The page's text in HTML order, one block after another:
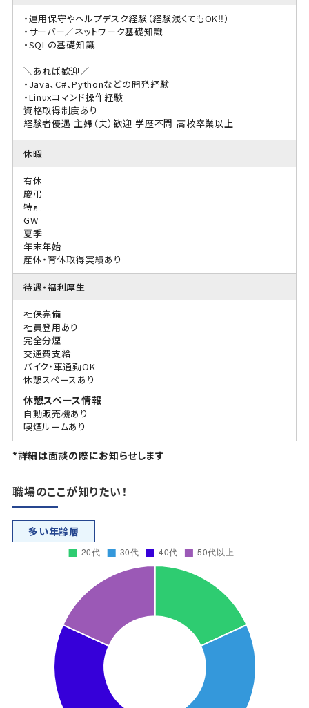
・運用保守やヘルプデスク経験（経験浅くてもOK‼）
・サーバー／ネットワーク基礎知識
・SQLの基礎知識
＼あれば歓迎／
・Java、C#、Pythonなどの開発経験
・Linuxコマンド操作経験
資格取得制度あり
経験者優遇 主婦（夫）歓迎 学歴不問 高校卒業以上
休暇
有休
慶弔
特別
GW
夏季
年末年始
産休・育休取得実績あり
待遇・福利厚生
社保完備
社員登用あり
完全分煙
交通費支給
バイク・車通勤OK
休憩スペースあり
休憩スペース情報
自動販売機あり
喫煙ルームあり
*詳細は面談の際にお知らせします
職場のここが知りたい！
多い年齢層